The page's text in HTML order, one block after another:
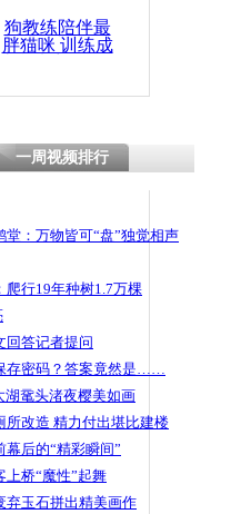
狗教练陪伴最
胖猫咪 训练成
一周视频排行
堂：万物皆可“盘”独觉相声
爬行19年种树1.7万棵
回答记者提问
存密码？答案竟然是……
湖鼋头渚夜樱美如画
所改造 精力付出堪比建楼
后的“精彩瞬间”
上桥“魔性”起舞
弃玉石拼出精美画作